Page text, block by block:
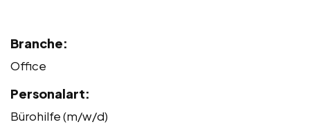
Branche:
Office
Personalart:
Bürohilfe (m/w/d)